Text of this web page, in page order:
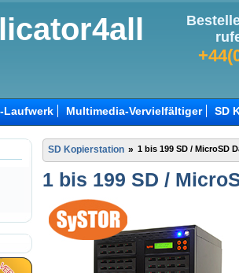
SD Kopierstation » 1 bis 199 SD / MicroSD
1 bis 199 SD /
Laufwerk Multimedia-Vervielfältiger SD